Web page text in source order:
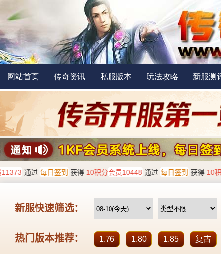
网站首页 传奇资讯 私服版本 玩法攻略 新服测